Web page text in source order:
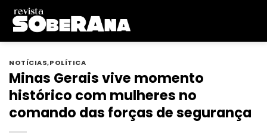
Skip
content
NOTÍCIAS,POLÍTICA
Minas Gerais vive momento
histórico com mulheres no
comando das forças de segurança